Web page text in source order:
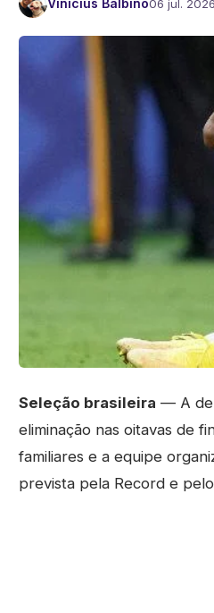
Vinicius Balbino06 jul. 2026
Seleção brasileira — A
eliminação nas oitavas de
familiares e a equipe
prevista pela Record e pelo